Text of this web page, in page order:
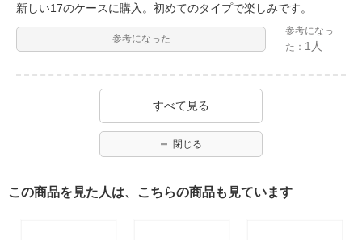
新しい17のケースに購入。初めてのタイプで楽しみです。
参考になった
参考になっ
た： 1人
すべて見る
閉じる
この商品を見た人は、こちらの商品も見ています